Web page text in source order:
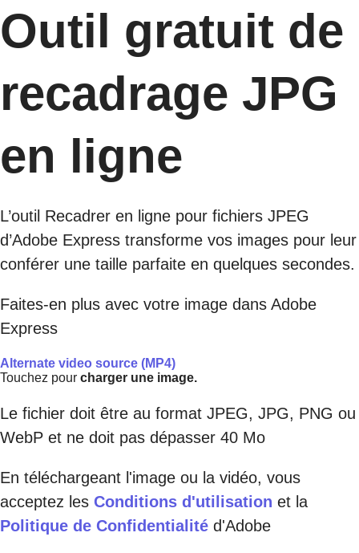
Outil gratuit de
recadrage JPG
en ligne
L’outil Recadrer en ligne pour fichiers JPEG
d’Adobe Express transforme vos images pour leur
conférer une taille parfaite en quelques secondes.
Faites-en plus avec votre image dans Adobe
Express
Alternate video source (MP4)
Touchez pour charger une image.
Le fichier doit être au format JPEG, JPG, PNG ou
WebP et ne doit pas dépasser 40 Mo
En téléchargeant l'image ou la vidéo, vous
acceptez les Conditions d'utilisation et la
Politique de Confidentialité d'Adobe